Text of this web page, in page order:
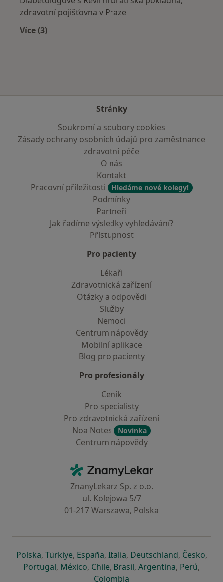
zdravotní pojišťovna v Praze
Více (3)
Stránky
Soukromí a soubory cookies
Zásady ochrany osobních údajů pro zaměstnance
zdravotní péče
O nás
Kontakt
Pracovní příležitosti
Hledáme nové kolegy!
Podmínky
Partneři
Jak řadíme výsledky vyhledávání?
Přístupnost
Pro pacienty
Lékaři
Zdravotnická zařízení
Otázky a odpovědi
Služby
Nemoci
Centrum nápovědy
Mobilní aplikace
Blog pro pacienty
Pro profesionály
Ceník
Pro specialisty
Pro zdravotnická zařízení
Noa Notes
Novinka
Centrum nápovědy
ZnamyLekar - Hlavní stránka
ZnanyLekarz Sp. z o.o.
ul. Kolejowa 5/7
01-217 Warszawa, Polska
Polskase otevře v nové záložce
, Türkiyese otevře v nové záložce
, Españase otevře v nové záložce
, Italiase otevře v nové záložce
, Deutschlandse otevře v
, Českose
,
Portugalse otevře v nové záložce
, Méxicose otevře v nové záložce
, Chilese otevře v nové záložce
, Brasilse otevře v nové
, Argentinase otevře v
, Perúse
,
Colombia